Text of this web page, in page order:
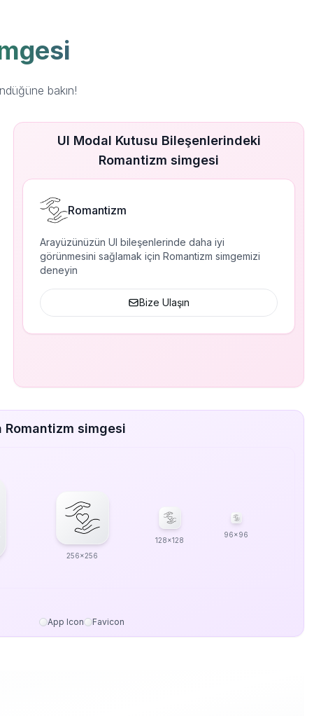
bakın!
UI Modal Kutusu Bileşenlerindeki
Romantizm simgesi
Romantizm
Arayüzünüzün UI bileşenlerinde daha iyi
görünmesini sağlamak için Romantizm simgemizi
deneyin
Bize Ulaşın
Romantizm simgesi
256x256
128x128
96x96
App Icon Favicon